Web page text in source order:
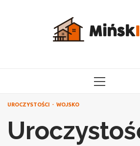
PRIMARY
UROCZYSTOŚCI WOJSKO